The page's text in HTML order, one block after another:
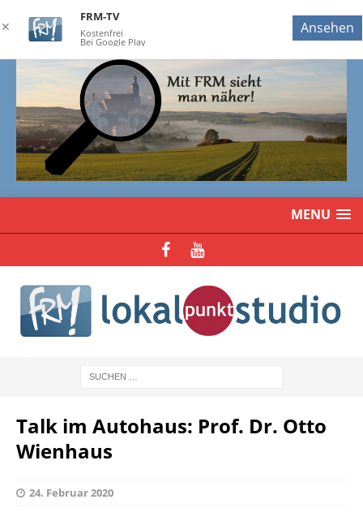
MENU
Talk im Autohaus: Prof. Dr. Otto
Wienhaus
24. Februar 2020
✕
FRM-TV
Kostenfrei
Bei Google Play
Ansehen